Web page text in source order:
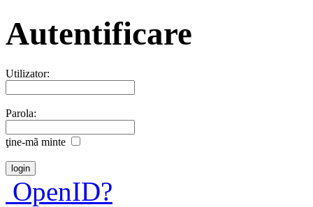
Autentificare
Utilizator:
Parola:
ţine-mã minte
OpenID?